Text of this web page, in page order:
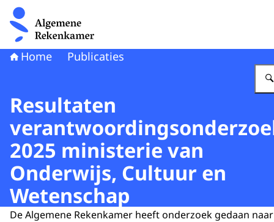
Naar de homepage van Algemene Rekenkamer
Home Publicaties
Resultaten
2025 ministerie van
Onderwijs, Cultuur en
Wetenschap
De Algemene Rekenkamer heeft onderzoek gedaan